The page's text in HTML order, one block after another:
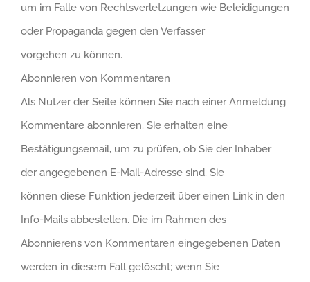
um im Falle von Rechtsverletzungen wie Beleidigungen
oder Propaganda gegen den Verfasser
vorgehen zu können.
Abonnieren von Kommentaren
Als Nutzer der Seite können Sie nach einer Anmeldung
Kommentare abonnieren. Sie erhalten eine
Bestätigungsemail, um zu prüfen, ob Sie der Inhaber
der angegebenen E-Mail-Adresse sind. Sie
können diese Funktion jederzeit über einen Link in den
Info-Mails abbestellen. Die im Rahmen des
Abonnierens von Kommentaren eingegebenen Daten
werden in diesem Fall gelöscht; wenn Sie